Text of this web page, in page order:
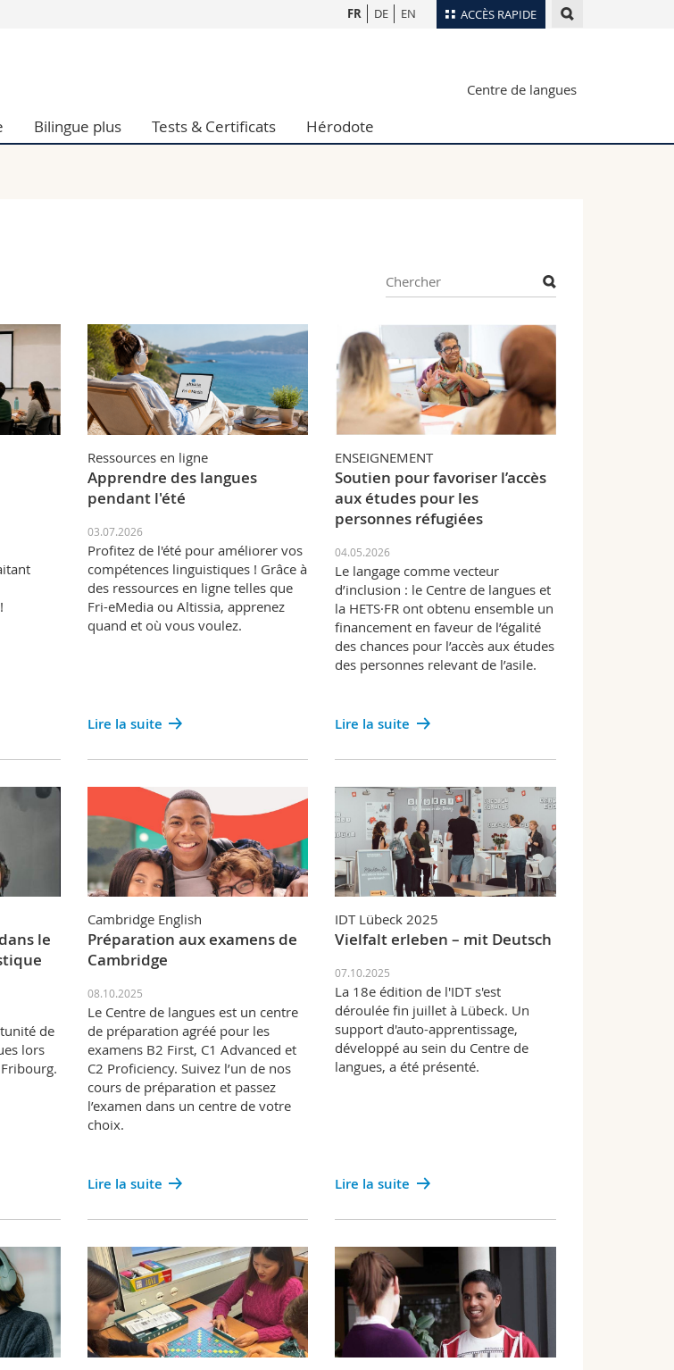
ACCÈS RAPIDE
et management
Médias
Chercheurs
Plan d'accès
Webmail
FR DE EN
Centre de langues
Bilingue plus Tests & Certificats Hérodote
Ressources en ligne
Apprendre des langues
pendant l'été
03.07.2026
Profitez de l'été pour améliorer vos
compétences linguistiques ! Grâce à
des ressources en ligne telles que
Fri-eMedia ou Altissia, apprenez
quand et où vous voulez.
Lire la suite
ENSEIGNEMENT
Soutien pour favoriser l’accès
aux études pour les
personnes réfugiées
04.05.2026
Le langage comme vecteur
d’inclusion : le Centre de langues et
la HETS·FR ont obtenu ensemble un
financement en faveur de l’égalité
des chances pour l’accès aux études
des personnes relevant de l’asile.
Lire la suite
le
de
lors
Cambridge English
Préparation aux examens de
Cambridge
08.10.2025
Le Centre de langues est un centre
de préparation agréé pour les
examens B2 First, C1 Advanced et
C2 Proficiency. Suivez l’un de nos
cours de préparation et passez
l’examen dans un centre de votre
choix.
Lire la suite
IDT Lübeck 2025
Vielfalt erleben – mit Deutsch
07.10.2025
La 18e édition de l'IDT s'est
déroulée fin juillet à Lübeck. Un
support d'auto-apprentissage,
développé au sein du Centre de
langues, a été présenté.
Lire la suite